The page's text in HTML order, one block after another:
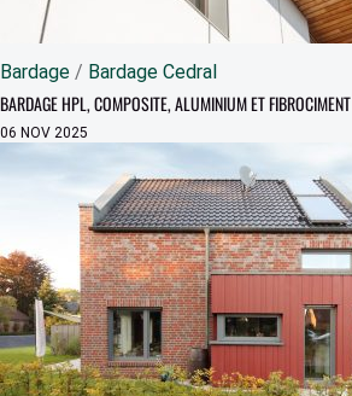
Bardage / Bardage Cedral
BARDAGE HPL, COMPOSITE, ALUMINIUM ET FIBROCIMENT
06 NOV 2025